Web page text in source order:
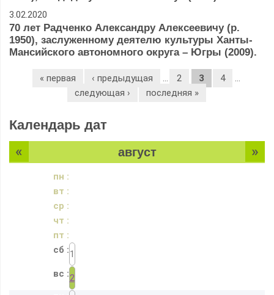
3.02.2020
70 лет Радченко Александру Алексеевичу (р.
1950), заслуженному деятелю культуры Ханты-
Мансийского автономного округа – Югры (2009).
« первая ‹ предыдущая … 2 3 4
…
следующая ›
последняя »
Календарь дат
август
« »
1
2